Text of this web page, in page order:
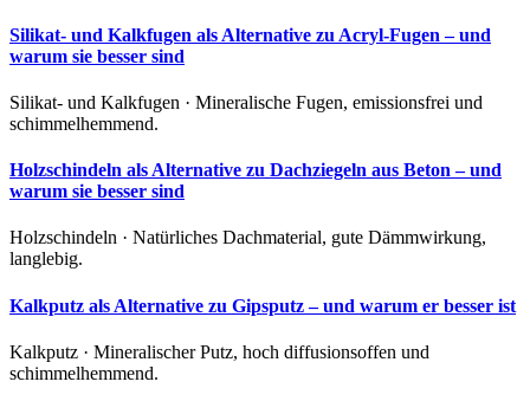
Silikat- und Kalkfugen als Alternative zu Acryl-Fugen – und
warum sie besser sind
Silikat- und Kalkfugen · Mineralische Fugen, emissionsfrei und
schimmelhemmend.
Holzschindeln als Alternative zu Dachziegeln aus Beton – und
warum sie besser sind
Holzschindeln · Natürliches Dachmaterial, gute Dämmwirkung,
langlebig.
Kalkputz als Alternative zu Gipsputz – und warum er besser ist
Kalkputz · Mineralischer Putz, hoch diffusionsoffen und
schimmelhemmend.